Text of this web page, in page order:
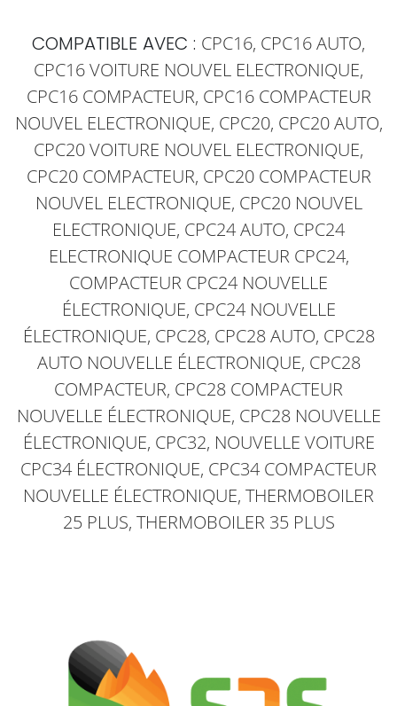
COMPATIBLE AVEC : CPC16, CPC16 AUTO,
CPC16 VOITURE NOUVEL ELECTRONIQUE,
CPC16 COMPACTEUR, CPC16 COMPACTEUR
NOUVEL ELECTRONIQUE, CPC20, CPC20 AUTO,
CPC20 VOITURE NOUVEL ELECTRONIQUE,
CPC20 COMPACTEUR, CPC20 COMPACTEUR
NOUVEL ELECTRONIQUE, CPC20 NOUVEL
ELECTRONIQUE, CPC24 AUTO, CPC24
ELECTRONIQUE COMPACTEUR CPC24,
COMPACTEUR CPC24 NOUVELLE
ÉLECTRONIQUE, CPC24 NOUVELLE
ÉLECTRONIQUE, CPC28, CPC28 AUTO, CPC28
AUTO NOUVELLE ÉLECTRONIQUE, CPC28
COMPACTEUR, CPC28 COMPACTEUR
NOUVELLE ÉLECTRONIQUE, CPC28 NOUVELLE
ÉLECTRONIQUE, CPC32, NOUVELLE VOITURE
CPC34 ÉLECTRONIQUE, CPC34 COMPACTEUR
NOUVELLE ÉLECTRONIQUE, THERMOBOILER
25 PLUS, THERMOBOILER 35 PLUS